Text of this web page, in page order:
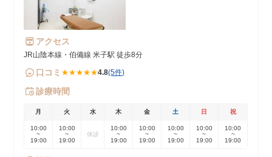
アクセス
JR山陰本線・伯備線 米子駅 徒歩8分
口コミ ★★★★★4.8(5件)
診療時間
月 火 水 木 金 土 日 祝
10:00
~
19:00
10:00
~
19:00
休診
10:00
~
19:00
10:00
~
19:00
10:00
~
19:00
10:00
~
19:00
10:00
~
19:00